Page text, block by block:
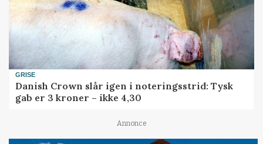
GRISE
Danish Crown slår igen i noteringsstrid: Tysk
gab er 3 kroner – ikke 4,30
Annonce